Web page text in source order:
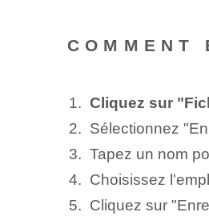
Cliquez sur
Sélectionnez
Tapez un nom
Choisissez
Cliquez sur